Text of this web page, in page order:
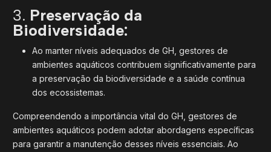
3. Preservação da
Biodiversidade:
Ao manter níveis adequados de GH, gestores de
ambientes aquáticos contribuem significativamente para
a preservação da biodiversidade e a saúde contínua
dos ecossistemas.
Compreendendo a importância vital do GH, gestores de
ambientes aquáticos podem adotar abordagens específicas
para garantir a manutenção desses níveis essenciais. Ao